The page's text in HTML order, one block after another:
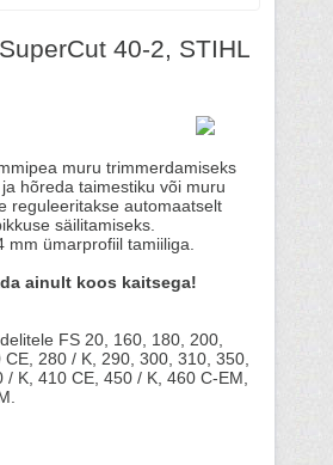
40-2, STIHL
muru trimmerdamiseks
hõreda taimestiku või muru
reguleeritakse automaatselt
säilitamiseks.
mm ümarprofiil tamiiliga.
ainult koos kaitsega!
FS 20, 160, 180, 200,
280 / K, 290, 300, 310, 350,
/ K, 410 CE, 450 / K, 460 C-EM,